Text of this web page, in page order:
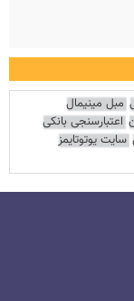
مبل مینیمال
اعتبارسنجی بانکی
سایت یوتوتایمز